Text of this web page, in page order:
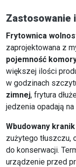
Zastosowanie
Frytownica
zaprojektowana z
pojemność
większej ilości
w godzinach
zimnej, frytura
jedzenia opadają
Wbudowany
zużytego tłuszczu,
do konserwacji.
urządzenie przed